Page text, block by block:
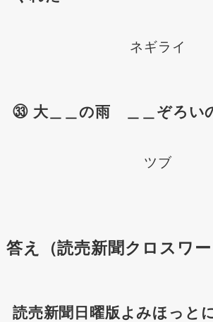
ネギライ
㉝ 大＿＿の雨 ＿＿ぞろい
ツブ
答え（読売新聞クロスワー
読売新聞日曜版よみほっと